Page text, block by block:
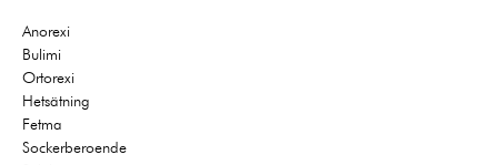
Anorexi
Bulimi
Ortorexi
Hetsätning
Fetma
Sockerberoende